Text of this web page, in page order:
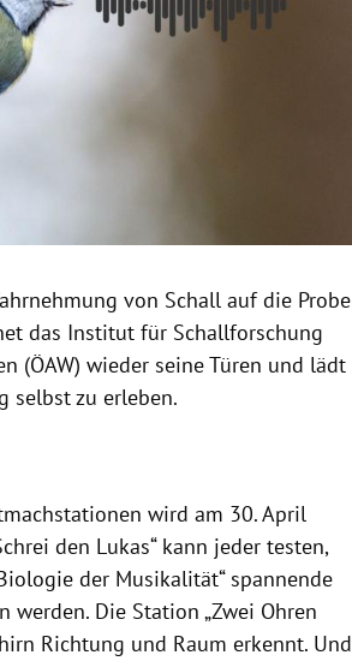
von Schall auf die Probe
das Institut für Schallforschung
(ÖAW) wieder seine Türen und lädt
selbst zu erleben.
wird am 30. April
den Lukas“ kann jeder testen,
der Musikalität“ spannende
Die Station „Zwei Ohren
Richtung und Raum erkennt. Und